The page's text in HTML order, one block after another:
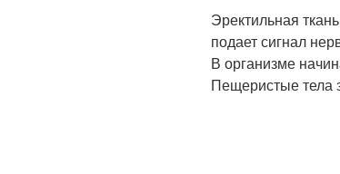
Эректильная
подает сигнал
В организме
Пещеристые тела